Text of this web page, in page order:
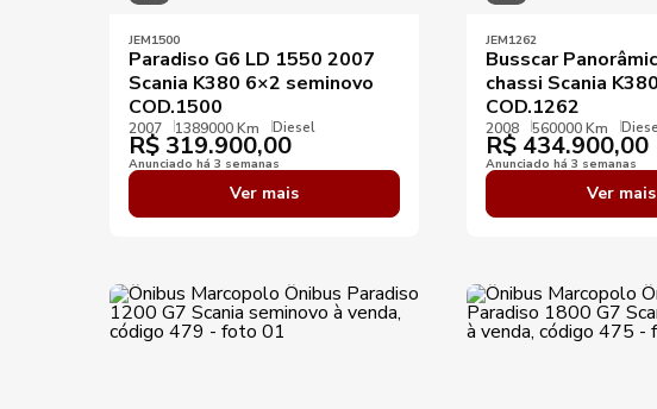
JEM1500
Paradiso G6 LD 1550 2007
Scania K380 6×2 seminovo
COD.1500
2007 1389000 Km Diesel
R$ 319.900,00
Anunciado há 3 semanas
Ver mais
JEM1262
Busscar
chassi Scania
COD.1262
2008 560000 Km
R$ 434.900,00
Anunciado há 3 semanas
Ver mais